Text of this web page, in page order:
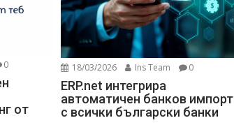
0
от
18/03/2026 Ins Team 0
ERP.net интегрира
автоматичен банков импорт
с всички български банки